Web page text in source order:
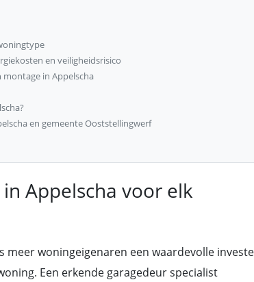
en veiligheidsrisico
montage in Appelscha
en gemeente Ooststellingwerf
Appelscha voor elk
meer woningeigenaren een waardevolle
Een erkende garagedeur specialist